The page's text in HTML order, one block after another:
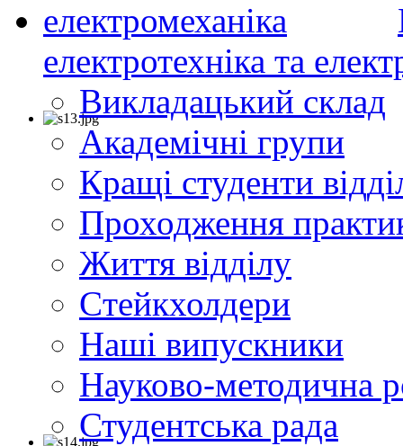
електротехніка та
Викладацький склад
Академічні групи
Кращі студенти
Проходження
Життя відділу
Cтейкхолдери
Наші випускники
Науково-методична
Студентська рада